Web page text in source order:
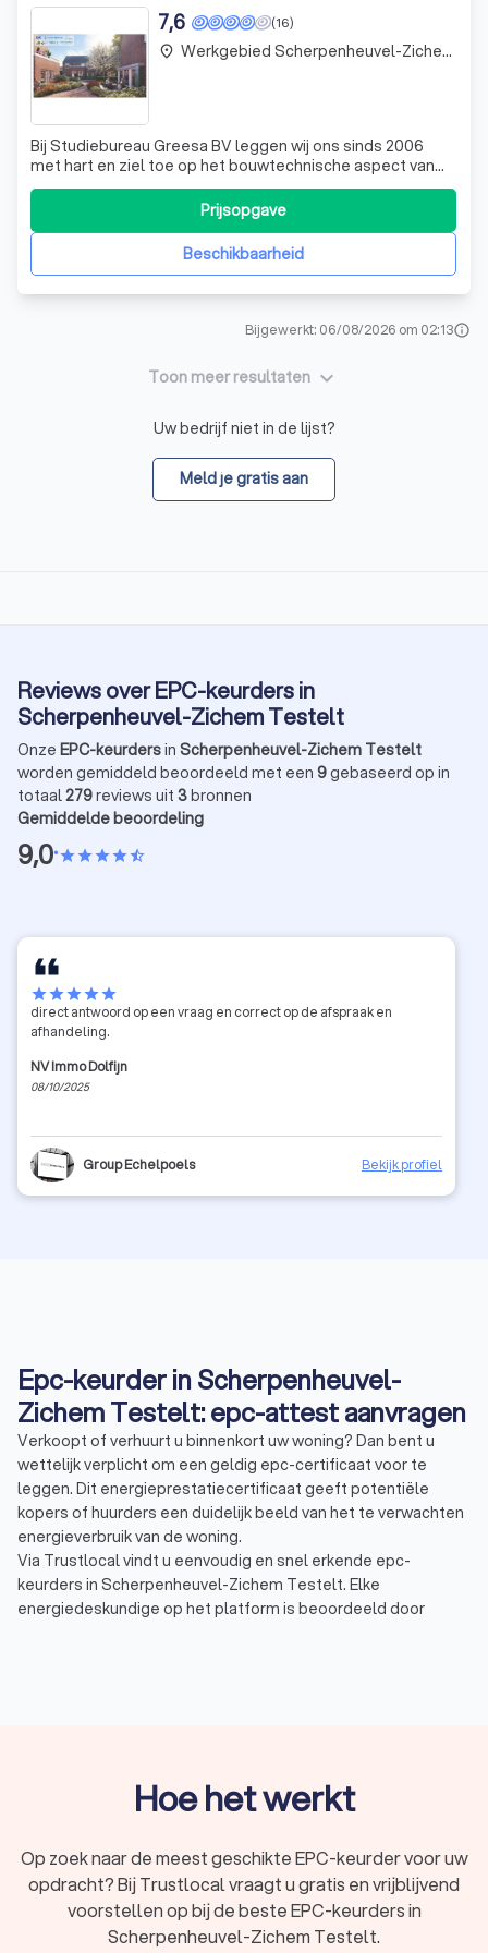
(16)
7,6
Bij Studiebureau Greesa BV leggen wij ons sinds 2006
met hart en ziel toe op het bouwtechnische aspect van
zowel kleine als grote bouwprojecten. Ons team, jong en
dynamisch, maar rijk aan ervaring, streeft ernaar om elk
project te benaderen met een frisse blik en up-to-date
kennis. Wij specialiserenBeschikbaarheid
Prijsopgave
place Werkgebied Scherpenheuvel-Zichem Testelt
Bijgewerkt: 06/08/2026 om 02:13info
Toon meer resultaten keyboard_arrow_down
Uw bedrijf niet in de lijst?
Meld je gratis aan
Reviews over EPC-keurders in
Scherpenheuvel-Zichem Testelt
Onze EPC-keurdersin Scherpenheuvel-Zichem Testelt
worden gemiddeld beoordeeld met een 9gebaseerd op in
totaal279reviews uit 3bronnen
Gemiddelde beoordeling
9,0•starstarstarstarstar_half
starstarstarstarstar
direct antwoord op een vraag en correct op de afspraak en
afhandeling.
NV Immo Dolfijn
08/10/2025
Group Echelpoels Bekijk profiel
Epc-keurder in Scherpenheuvel-
Zichem Testelt: epc-attest aanvragen
Verkoopt of verhuurt u binnenkort uw woning? Dan bent u
wettelijk verplicht om een geldig epc-certificaat voor te
leggen. Dit energieprestatiecertificaat geeft potentiële
kopers of huurders een duidelijk beeld van het te verwachten
energieverbruik van de woning.
Via Trustlocal vindt u eenvoudig en snel erkende epc-
keurders in Scherpenheuvel-Zichem Testelt. Elke
energiedeskundige op het platform is beoordeeld door
Wat doet een epc-keurder?
bij u langs in Scherpenheuvel-Zichem Testelt en voert een
plaatsbezoek uit om een officieel epc-attest op te stellen.
Dit document toont aan hoe energiezuinig uw woning of
appartement is.
Hoe het werkt
Op zoek naar de meest geschikte EPC-keurder voor uw
opdracht? Bij Trustlocal vraagt u gratis en vrijblijvend
voorstellen op bij de beste EPC-keurders in
Scherpenheuvel-Zichem Testelt.